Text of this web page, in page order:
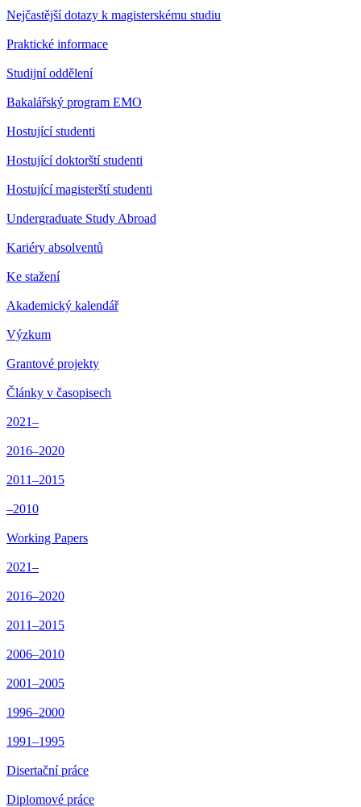
Nejčastější dotazy k magisterskému studiu
Praktické informace
Studijní oddělení
Bakalářský program EMO
Hostující studenti
Hostující doktorští studenti
Hostující magisterští studenti
Undergraduate Study Abroad
Kariéry absolventů
Ke stažení
Akademický kalendář
Výzkum
Grantové projekty
Články v časopisech
2021–
2016–2020
2011–2015
–2010
Working Papers
2021–
2016–2020
2011–2015
2006–2010
2001–2005
1996–2000
1991–1995
Disertační práce
Diplomové práce